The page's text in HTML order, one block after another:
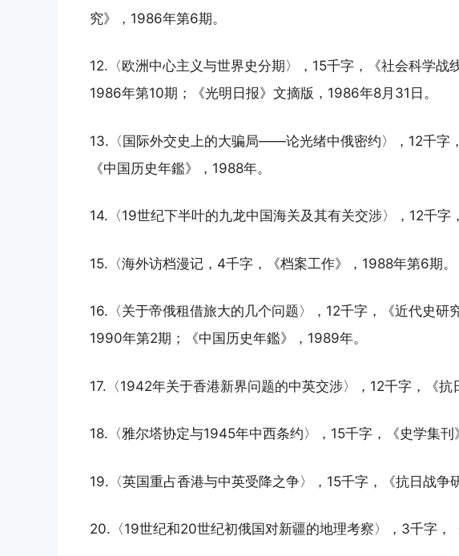
究》，1986年第6期。
12.〈欧洲中心主义与世界史分期〉，15千字，《社会科学战
1986年第10期；《光明日报》文摘版，1986年8月31日。
13.〈国际外交史上的大骗局——论光绪中俄密约〉，12千字
《中国历史年鑑》，1988年。
14.〈19世纪下半叶的九龙中国海关及其有关交涉〉，12千字
15.〈海外访档漫记，4千字，《档案工作》，1988年第6期。
16.〈关于帝俄租借旅大的几个问题〉，12千字，《近代史研
1990年第2期；《中国历史年鑑》，1989年。
17.〈1942年关于香港新界问题的中英交涉〉，12千字，《抗
18.〈雅尔塔协定与1945年中西条约〉，15千字，《史学集刊
19.〈英国重占香港与中英受降之争〉，15千字，《抗日战争
20.〈19世纪和20世纪初俄国对新疆的地理考察〉，3千字，